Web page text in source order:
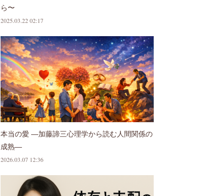
ら〜
2025.03.22 02:17
本当の愛 ―加藤諦三心理学から読む人間関係の
成熟―
2026.03.07 12:36